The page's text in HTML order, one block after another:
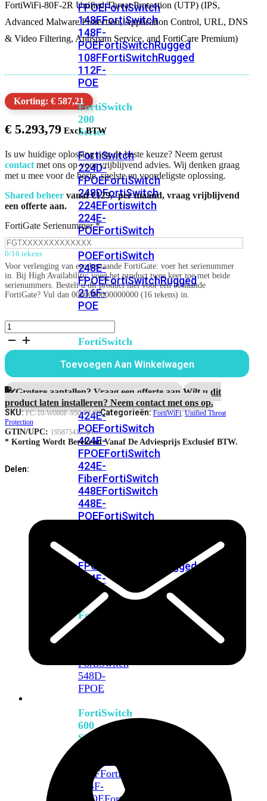
FPOEFortiSwitch
148FFortiSwitch
148F-
POEFortiSwitchRugged
108FFortiSwitchRugged
112F-
POE
FortiSwitch
200
Series
FortiSwitch
224D-
FPOEFortiSwitch
248DFortiSwitch
224EFortiswitch
224E-
POEFortiSwitch
248E-
POEFortiSwitch
248E-
FPOEFortiSwitchRugged
216F-
POE
FortiSwitch
Series
FortiSwitch
424EFortiSwitch
424E-
POEFortiSwitch
424E-
FPOEFortiSwitch
424E-
FiberFortiSwitch
448EFortiSwitch
448E-
POEFortiSwitch
FPOE
FortiSwitchRugged
424F-
FortiSwitch
500
FortiSwitch
548D-
FPOE
FortiSwitch
600
Series
624FFortiSwitch
624F-
FPOEFortiSwitch
FortiWiFi-80F-2R Unified Threat Protection (UTP) (IPS,
Advanced Malware Protection, Application Control, URL, DNS
& Video Filtering, Antispam Service, and FortiCare Premium)
Korting: € 587,21
€ 5.293,79
Is uw huidige oplossing nog de beste keuze? Neem gerust
contact met ons op voor vrijblijvend advies. Wij denken graag
met u mee voor de beste, snelste en voordeligste oplossing.
Shared beheer vanaf €129,- per maand, vraag vrijblijvend
een offerte aan.
FortiGate Serienummer *
0/16 tekens
Voor verlenging van een bestaande FortiGate: voer het serienummer
in. Bij High Availability: voeg het product twee keer toe met beide
serienummers. Bestelt u dit product niet voor een bestaande
FortiGate? Vul dan 0000000000000000 (16 tekens) in.
FortiWiFi-
80F-
5
jaar
Unified
Threat
Protection
aantal
Toevoegen Aan Winkelwagen
Grotere aantallen? Vraag een offerte aan.Wilt u dit
product laten installeren? Neem contact met ons op.
SKU:FC-10-W080F-950-02-60Categorieën:FortiWiFi,Unified Threat
Protection
GTIN/UPC: 195875415704
* Korting Wordt Berekend Vanaf De Adviesprijs Exclusief BTW.
Delen: